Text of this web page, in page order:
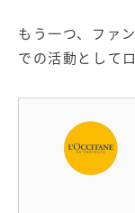
もう一つ、ファ
での活動として